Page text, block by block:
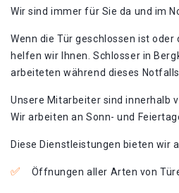
Wir sind immer für Sie da und im
Wenn die Tür geschlossen ist oder
helfen wir Ihnen. Schlosser in
arbeiteten während dieses Notfalls
Unsere Mitarbeiter sind innerhalb
Wir arbeiten an Sonn- und
Diese Dienstleistungen bieten wir
Öffnungen aller Arten von